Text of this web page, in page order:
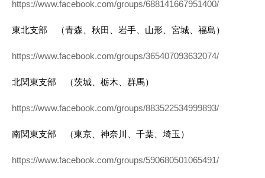
https://www.facebook.com/groups/688141667951400/
東北支部 （青森、秋田、岩手、山形、宮城、福島）
https://www.facebook.com/groups/365407093632074/
北関東支部 （茨城、栃木、群馬）
https://www.facebook.com/groups/883522534999893/
南関東支部 （東京、神奈川、千葉、埼玉）
https://www.facebook.com/groups/590680501065491/